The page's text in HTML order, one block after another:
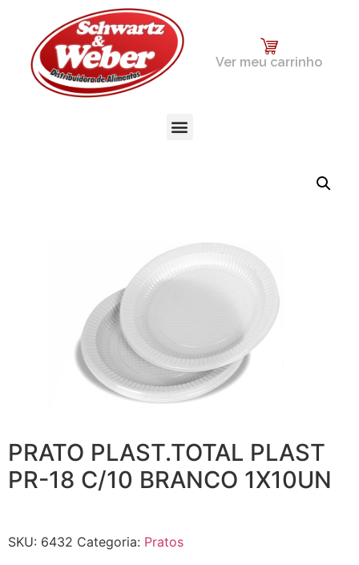
Ver meu carrinho
PRATO PLAST.TOTAL PLAST
PR-18 C/10 BRANCO 1X10UN
SKU: 6432 Categoria: Pratos